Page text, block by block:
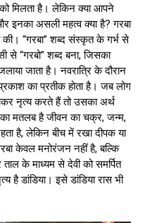
मिलता है। लेकिन क्या आपने
इनका असली महत्व क्या है? गरबा
“गरबा” शब्द संस्कृत के गर्भ से
से “गरबो” शब्द बना, जिसका
जाता है। नवरात्रि के दौरान
का प्रतीक होता है। जब लोग
नृत्य करते हैं तो उसका अर्थ
का मतलब है जीवन का चक्र, जन्म,
है, लेकिन बीच में रखा दीपक या
केवल मनोरंजन नहीं है, बल्कि
के माध्यम से देवी को समर्पित
है डांडिया। इसे डांडिया रास भी